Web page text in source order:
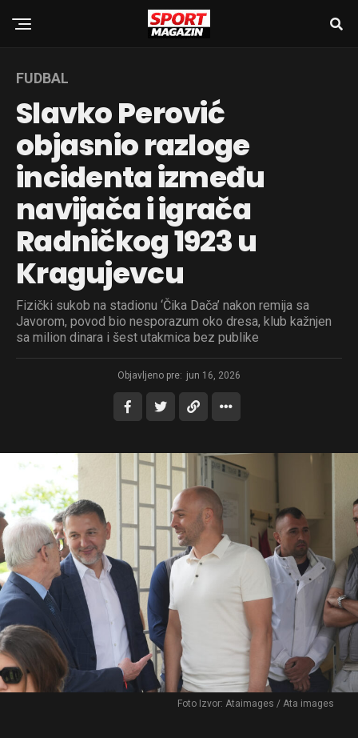
FUDBAL
Slavko Perović
objasnio razloge
incidenta između
navijača i igrača
Radničkog 1923 u
Kragujevcu
Fizički sukob na stadionu ‘Čika Dača’ nakon remija sa
Javorom, povod bio nesporazum oko dresa, klub kažnjen
sa milion dinara i šest utakmica bez publike
Objavljeno pre: jun 16, 2026
Foto Izvor: Ataimages / Ata images